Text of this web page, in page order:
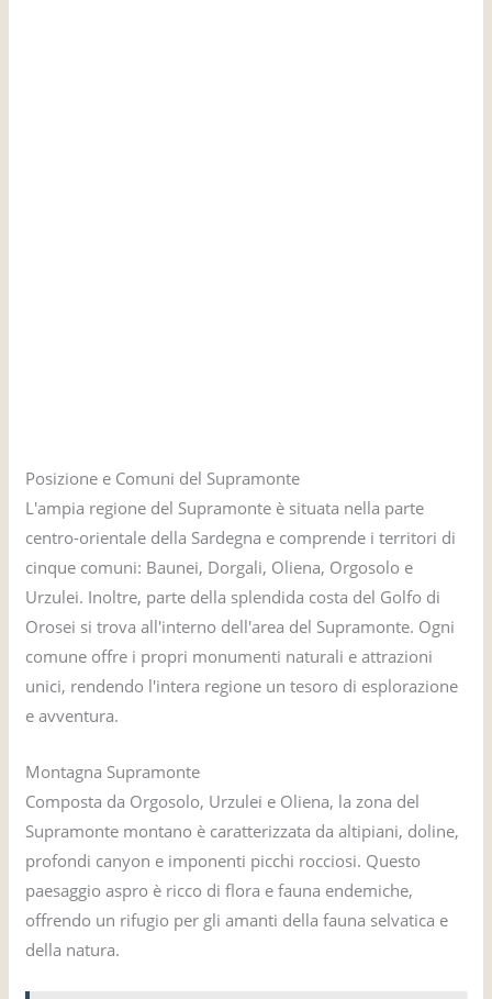
Posizione e Comuni del Supramonte
L'ampia regione del Supramonte è situata nella parte
centro-orientale della Sardegna e comprende i territori di
cinque comuni: Baunei, Dorgali, Oliena, Orgosolo e
Urzulei. Inoltre, parte della splendida costa del Golfo di
Orosei si trova all'interno dell'area del Supramonte. Ogni
comune offre i propri monumenti naturali e attrazioni
unici, rendendo l'intera regione un tesoro di esplorazione
e avventura.
Montagna Supramonte
Composta da Orgosolo, Urzulei e Oliena, la zona del
Supramonte montano è caratterizzata da altipiani, doline,
profondi canyon e imponenti picchi rocciosi. Questo
paesaggio aspro è ricco di flora e fauna endemiche,
offrendo un rifugio per gli amanti della fauna selvatica e
della natura.